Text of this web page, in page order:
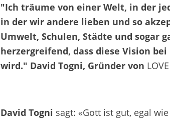
"Ich träume von einer Welt, in der
in der wir andere lieben und so
Umwelt, Schulen, Städte und sogar
herzergreifend, dass diese Vision
wird." David Togni, Gründer von
David Togni sagt: «Gott ist gut, egal